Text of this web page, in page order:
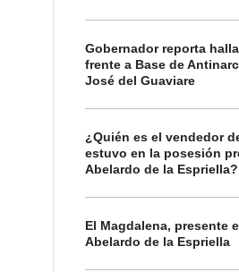
Gobernador reporta
frente a Base de
José del Guaviare
¿Quién es el vendedor
estuvo en la posesión
Abelardo de la Espriella?
El Magdalena, presente
Abelardo de la Espriella